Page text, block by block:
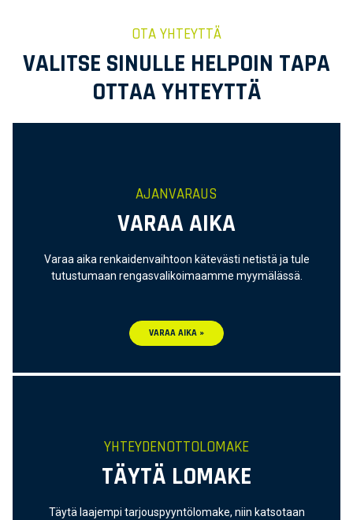
OTA YHTEYTTÄ
VALITSE SINULLE HELPOIN TAPA
OTTAA YHTEYTTÄ
AJANVARAUS
VARAA AIKA
Varaa aika renkaidenvaihtoon kätevästi netistä ja tule
tutustumaan rengasvalikoimaamme myymälässä.
VARAA AIKA »
YHTEYDENOTTOLOMAKE
TÄYTÄ LOMAKE
Täytä laajempi tarjouspyyntölomake, niin katsotaan